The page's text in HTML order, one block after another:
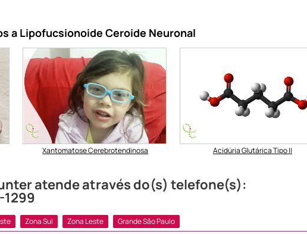
a Lipofucsionoide Ceroide Neuronal
Xantomatose Cerebrotendinosa Acidúria Glutárica Tipo II
atende através do(s) telefone(s):
1299
Zona Sul Zona Leste
Grande São Paulo